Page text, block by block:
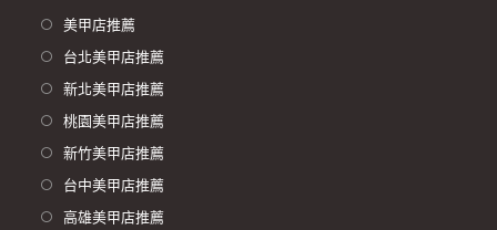
美甲店推薦
台北美甲店推薦
新北美甲店推薦
桃園美甲店推薦
新竹美甲店推薦
台中美甲店推薦
高雄美甲店推薦